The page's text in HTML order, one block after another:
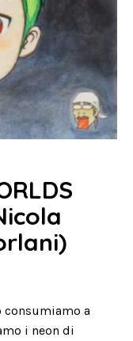
consumiamo a
i neon di